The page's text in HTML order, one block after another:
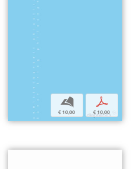
b
€ 10,00
p
€ 10,00